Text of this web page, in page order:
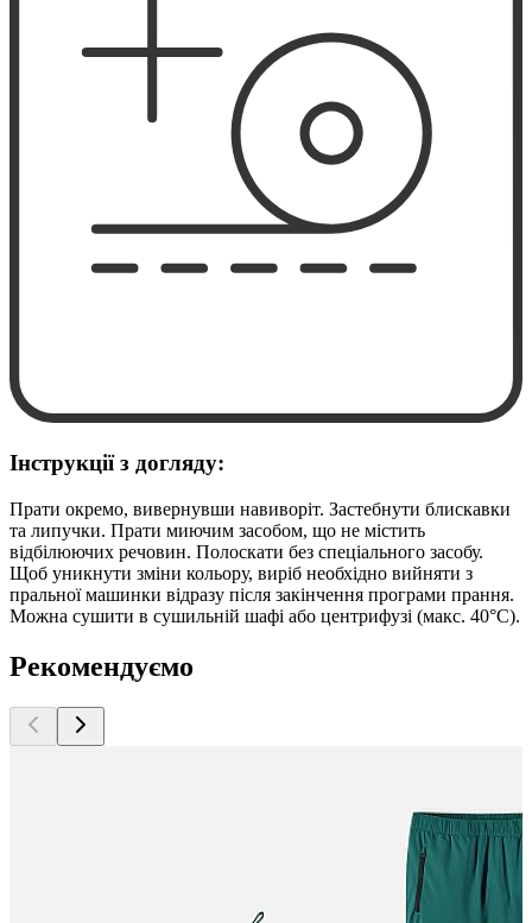
Інструкції з догляду:
Прати окремо, вивернувши навиворіт. Застебнути блискавки
та липучки. Прати миючим засобом, що не містить
відбілюючих речовин. Полоскати без спеціального засобу.
Щоб уникнути зміни кольору, виріб необхідно вийняти з
пральної машинки відразу після закінчення програми прання.
Можна сушити в сушильній шафі або центрифузі (макс. 40°C).
Рекомендуємо